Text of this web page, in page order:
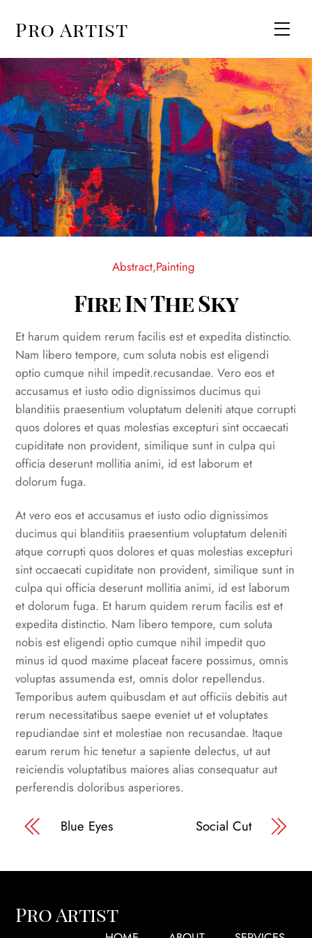
Pro Artist
Abstract,Painting
Fire In The Sky
Et harum quidem rerum facilis est et expedita distinctio.
Nam libero tempore, cum soluta nobis est eligendi
optio cumque nihil impedit.recusandae. Vero eos et
accusamus et iusto odio dignissimos ducimus qui
blanditiis praesentium voluptatum deleniti atque corrupti
quos dolores et quas molestias excepturi sint occaecati
cupiditate non provident, similique sunt in culpa qui
officia deserunt mollitia animi, id est laborum et
dolorum fuga.
At vero eos et accusamus et iusto odio dignissimos
ducimus qui blanditiis praesentium voluptatum deleniti
atque corrupti quos dolores et quas molestias excepturi
sint occaecati cupiditate non provident, similique sunt in
culpa qui officia deserunt mollitia animi, id est laborum
et dolorum fuga. Et harum quidem rerum facilis est et
expedita distinctio. Nam libero tempore, cum soluta
nobis est eligendi optio cumque nihil impedit quo
minus id quod maxime placeat facere possimus, omnis
voluptas assumenda est, omnis dolor repellendus.
Temporibus autem quibusdam et aut officiis debitis aut
rerum necessitatibus saepe eveniet ut et voluptates
repudiandae sint et molestiae non recusandae. Itaque
earum rerum hic tenetur a sapiente delectus, ut aut
reiciendis voluptatibus maiores alias consequatur aut
perferendis doloribus asperiores.
Blue Eyes Social Cut
Pro Artist